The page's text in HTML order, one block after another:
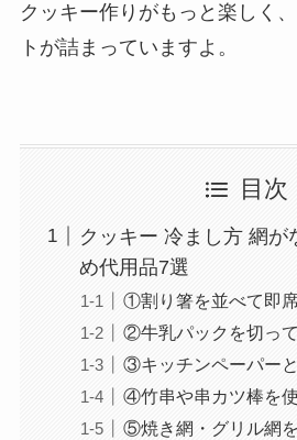
クッキー作りがもっと楽しく
トが詰まっていますよ。
目次
クッキー 冷まし方 網が
め代用品7選
①割り箸を並べて即
②牛乳パックを切っ
③キッチンペーパー
④竹串や串カツ棒を
⑤焼き網・グリル網